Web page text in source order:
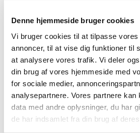
Denne hjemmeside bruger cookies
Vi bruger cookies til at tilpasse vores
annoncer, til at vise dig funktioner til
at analysere vores trafik. Vi deler
din brug af vores hjemmeside med
for sociale medier,
analysepartnere. Vores partnere kan
data med andre oplysninger, du har
de har indsamlet fra din brug af
2026 (25)
2025 (17)
2024 (17)
2023 (26)
2022 (16)
november (1)
oktober (2)
september (2)